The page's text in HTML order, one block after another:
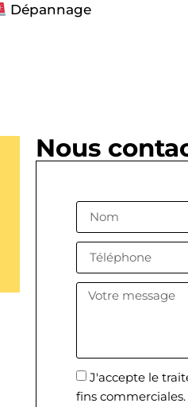
Dépannage
Nous
J'accepte le
fins commerciales.